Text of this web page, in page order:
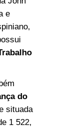
e
do
situada
1 522,